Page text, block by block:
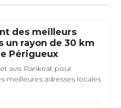
des meilleurs
un rayon de 30 km
Périgueux
avis Rankeat pour
meilleures adresses locales